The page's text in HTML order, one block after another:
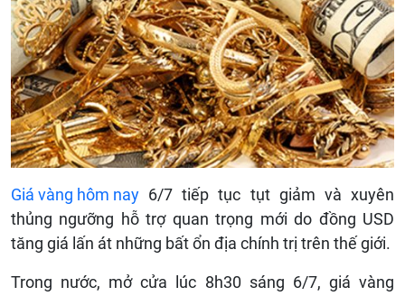
Giá vàng hôm nay 6/7 tiếp tục tụt giảm và xuyên
thủng ngưỡng hỗ trợ quan trọng mới do đồng USD
tăng giá lấn át những bất ổn địa chính trị trên thế giới.
Trong nước, mở cửa lúc 8h30 sáng 6/7, giá vàng